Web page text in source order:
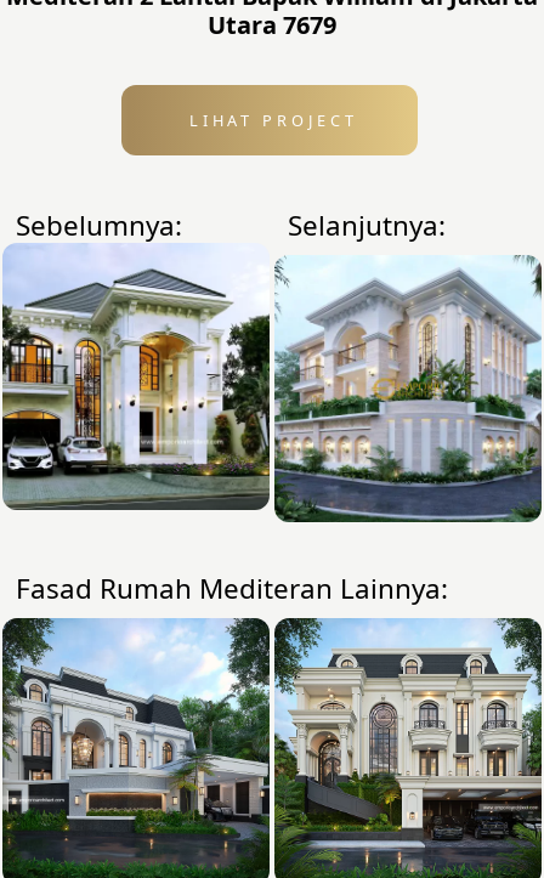
Utara 7679
LIHAT PROJECT
Sebelumnya: Selanjutnya:
Fasad Rumah Mediteran Lainnya: